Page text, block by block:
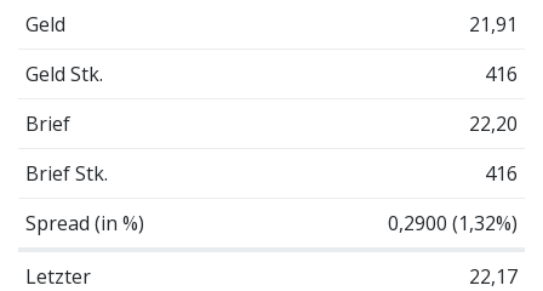
Geld
21,91
Geld Stk.
416
Brief
22,20
Brief Stk.
416
Spread (in %)
0,2900 (1,32%)
Letzter
22,17